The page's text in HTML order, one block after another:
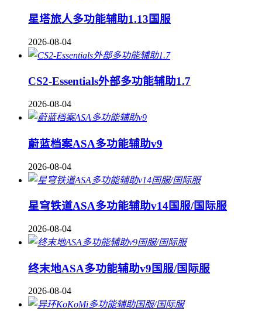
星塔旅人多功能辅助1.13国服
2026-08-04
CS2-Essentials外部多功能辅助1.7
2026-08-04
蔚蓝档案ASA多功能辅助v9
2026-08-04
星穹铁道ASA多功能辅助v14国服/国际服
2026-08-04
终末地ASA多功能辅助v9国服/国际服
2026-08-04